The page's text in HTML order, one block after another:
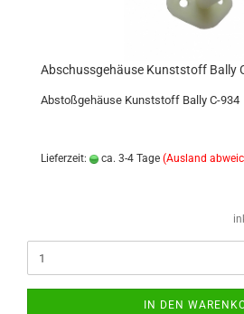
Abschussgehäuse Kunststoff Bally
Abstoßgehäuse Kunststoff Bally C-934
Lieferzeit: ca. 3-4 Tage (Ausland
IN DEN